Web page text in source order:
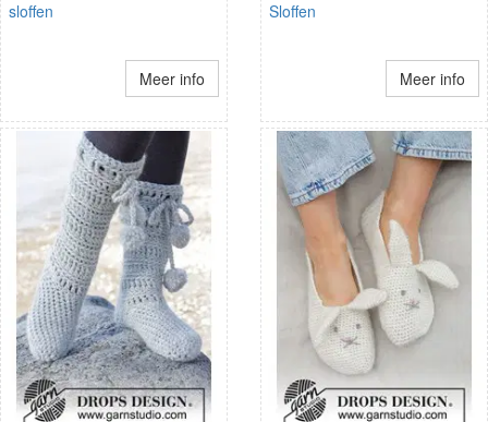
sloffen
Meer info
Sloffen
Meer info